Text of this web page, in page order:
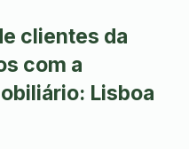
clientes da
com a
Lisboa